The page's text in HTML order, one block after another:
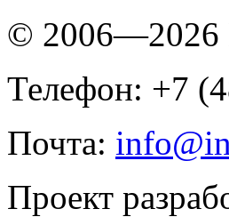
© 2006—2026
Телефон: +7
Почта:
Проект